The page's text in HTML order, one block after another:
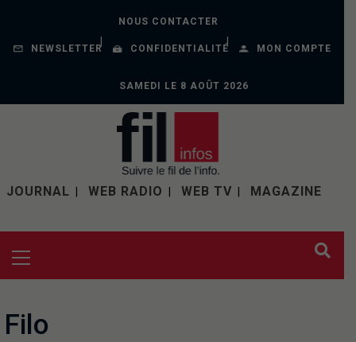
NOUS CONTACTER
NEWSLETTER CONFIDENTIALITÉ MON COMPTE
SAMEDI LE 8 AOÛT 2026
JOURNAL WEB RADIO WEB TV MAGAZINE
Filo